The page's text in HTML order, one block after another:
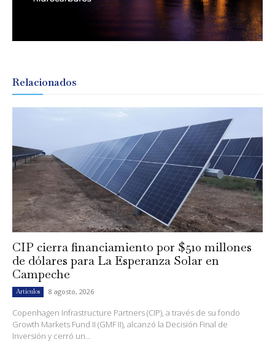
Relacionados
CIP cierra financiamiento por $510 millones
de dólares para La Esperanza Solar en
Campeche
Artículos 8 agosto, 2026
Copenhagen Infrastructure Partners (CIP), a través de su fondo
Growth Markets Fund II (GMF II), alcanzó la Decisión Final de
Inversión y cerró un...